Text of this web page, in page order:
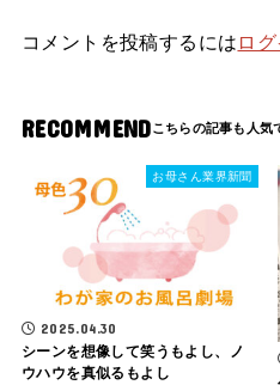
コメントを投稿するには ロ
RECOMMEND
お母さん業界新聞
2025.04.30
シーンを想像して笑うもよし、ノ
ウハウを真似るもよし